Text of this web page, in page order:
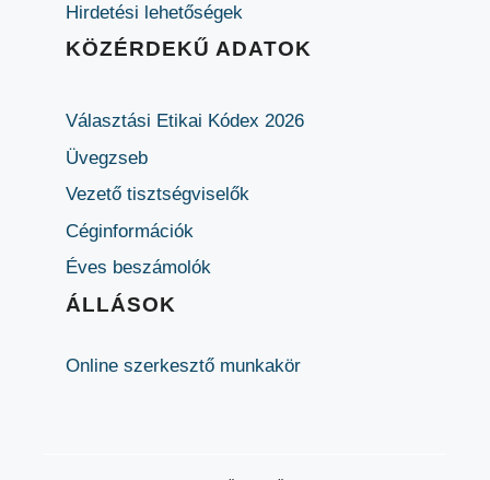
Hirdetési lehetőségek
KÖZÉRDEKŰ ADATOK
Választási Etikai Kódex 2026
Üvegzseb
Vezető tisztségviselők
Céginformációk
Éves beszámolók
ÁLLÁSOK
Online szerkesztő munkakör